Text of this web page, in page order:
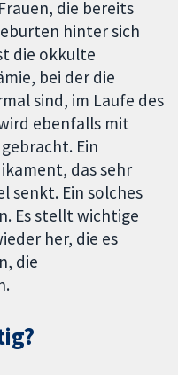
die bereits
hinter sich
die okkulte
bei der die
sind, im Laufe des
ebenfalls mit
Ein
das sehr
senkt. Ein solches
Es stellt wichtige
her, die es
die